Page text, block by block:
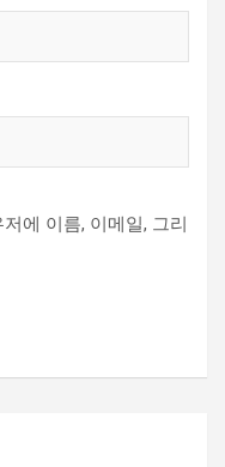
에 이름, 이메일, 그리